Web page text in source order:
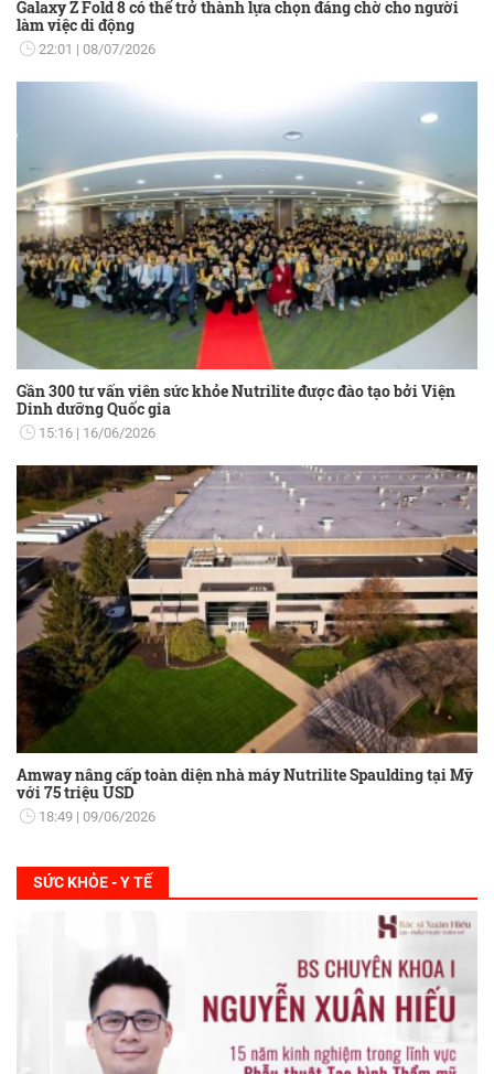
Galaxy Z Fold 8 có thể trở thành lựa chọn đáng chờ cho người
làm việc di động
22:01 08/07/2026
Gần 300 tư vấn viên sức khỏe Nutrilite được đào tạo bởi Viện
Dinh dưỡng Quốc gia
15:16 16/06/2026
Amway nâng cấp toàn diện nhà máy Nutrilite Spaulding tại Mỹ
với 75 triệu USD
18:49 09/06/2026
SỨC KHỎE - Y TẾ